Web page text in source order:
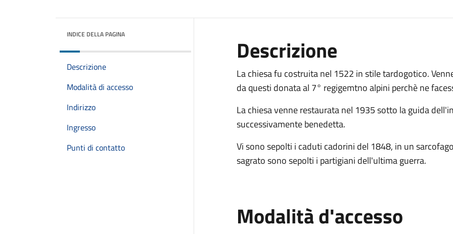
INDICE DELLA PAGINA
Descrizione
Modalità di accesso
Indirizzo
Ingresso
Punti di contatto
Descrizione
La chiesa fu costruita nel 1522 in stile tardogotico.
da questi donata al 7° regigemtno alpini perchè ne
La chiesa venne restaurata nel 1935 sotto la guida
successivamente benedetta.
Vi sono sepolti i caduti cadorini del 1848, in un
sagrato sono sepolti i partigiani dell'ultima guerra.
Modalità d'accesso